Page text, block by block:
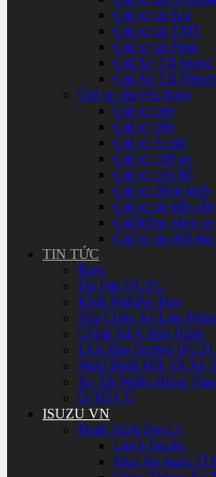
Giá xe tải Kia
Giá xe tải TMT
Giá xe tải Fuso
Giá Xe Tải Isuzu
Giá Xe Tải
Giá xe chuyên dụng
Giá xe ben
Giá xe bồn
Giá xe ép rác
Giá xe chở xe
Giá xe cứu hộ
Giá xe đông lạnh
Giá xe tải gắn cẩu
Giá bửng nâng xe
Giá xe tải chở gia
TIN TỨC
Blog
Ưu Đãi ISUZU
Kinh Nghiệm Hay
Sửa Chữa Xe Lưu
Chính Sách Bảo Hành
Lịch Bảo Dưỡng
Nghị Định Mới Về Xe
Xe Tải Ngân Hàng
Ô TÔ CŨ
ISUZU VN
Danh Sách Đại Lý
List I-Trucks
Mua Xe Isuzu Ở